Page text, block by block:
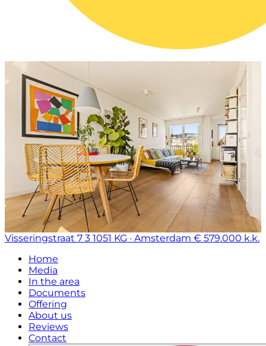
Visseringstraat 7 3 1051 KG · Amsterdam € 579.000 k.k.
Home
Media
In the area
Documents
Offering
About us
Reviews
Contact